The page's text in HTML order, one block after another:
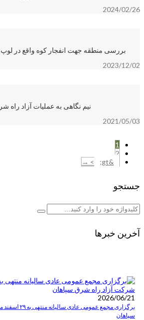
2024/02/26
بررسی منطقه جهت انفجار کوه واقع در
2023/12/02
نیم نگاهی به عملیات آزاد راه
2021/05/03
1
2
> →
جستجو
آخرین خبرها
2026/06/21
سپاهان